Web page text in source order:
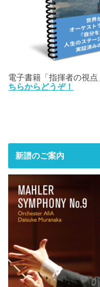
電子書籍「指揮者の視
ちらからどうぞ！
新譜のご案内